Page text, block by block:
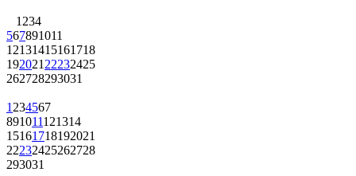
1 234
567891011
12131415161718
192021 22232425
262728293031
1 234567
891011121314
15161718192021
22232425262728
293031